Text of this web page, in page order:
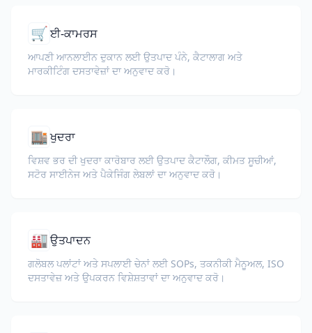
🛒ਈ-ਕਾਮਰਸ
ਆਪਣੀ ਆਨਲਾਈਨ ਦੁਕਾਨ ਲਈ ਉਤਪਾਦ ਪੰਨੇ, ਕੈਟਾਲਾਗ ਅਤੇ
ਮਾਰਕੀਟਿੰਗ ਦਸਤਾਵੇਜ਼ਾਂ ਦਾ ਅਨੁਵਾਦ ਕਰੋ।
🏬ਖੁਦਰਾ
ਵਿਸ਼ਵ ਭਰ ਦੀ ਖੁਦਰਾ ਕਾਰੋਬਾਰ ਲਈ ਉਤਪਾਦ ਕੈਟਾਲੌਗ, ਕੀਮਤ ਸੂਚੀਆਂ,
ਸਟੋਰ ਸਾਈਨੇਜ ਅਤੇ ਪੈਕੇਜਿੰਗ ਲੇਬਲਾਂ ਦਾ ਅਨੁਵਾਦ ਕਰੋ।
🏭ਉਤਪਾਦਨ
ਗਲੋਬਲ ਪਲਾਂਟਾਂ ਅਤੇ ਸਪਲਾਈ ਚੇਨਾਂ ਲਈ SOPs, ਤਕਨੀਕੀ ਮੈਨੂਅਲ, ISO
ਦਸਤਾਵੇਜ਼ ਅਤੇ ਉਪਕਰਨ ਵਿਸ਼ੇਸ਼ਤਾਵਾਂ ਦਾ ਅਨੁਵਾਦ ਕਰੋ।